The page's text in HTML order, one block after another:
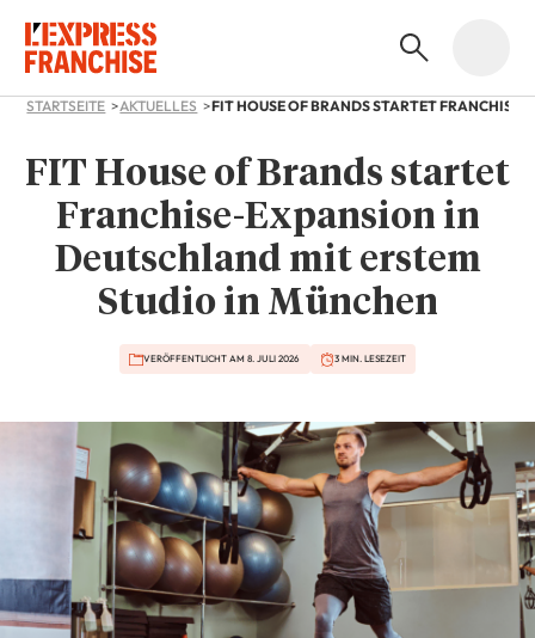
STARTSEITE AKTUELLES
FIT House of Brands startet
Franchise-Expansion in
Deutschland mit erstem
Studio in München
VERÖFFENTLICHT AM 8. JULI 2026 3 MIN. LESEZEIT